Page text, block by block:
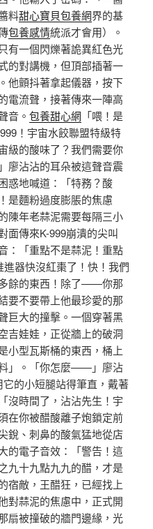
料甜心寶貝包養網界的基
包養感情統派才會用）。
有一個閃爍著詭異紅色光
的對講機，但頂部插著一
他顫抖著拿起儀器，按下
流聲，接著傳來一陣高
音。 包養甜心網 「喂！是
！宇宙水餃聯盟特級特
級的酸味了？我們需要你
廖沾沾的耳朵被這聲音震
惑地喊道：「特務？酸
是麵粉過度膨脹的焦慮
陳年老蒜泥需要每隔三小
面傳來K-999崩潰的尖叫
：「重點不是蒜泥！重點
器快沒紅棗了！快！我們
餘的東西！除了——你那
要不要帶上他最珍愛的那
巨大的撞擊。一個穿著黑
吉娃娃，正從牆上的破洞
小型瓦斯桶的東西，桶上
」。「你怎麼——」廖沾
的小短腿站得筆直，戴著
沒時間了，沾沾先生！宇
在你被醋酸離子炮鎖定前
銳、刺鼻的酸氣猛地從店
的電子音效：「警告！這
九十九點九九的醋，才是
宿敵，王醋狂，已經找上
對蒜泥的焦慮中，正式開
扇被撞破的牆門邊緣，光